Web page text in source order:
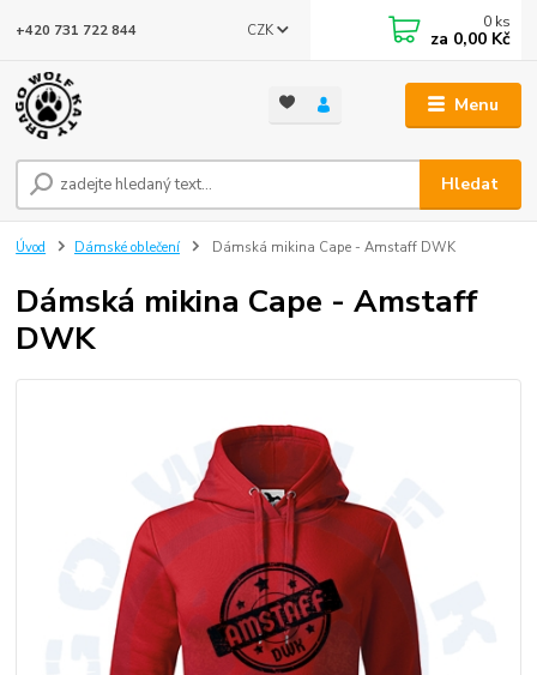
Menu
CZK
Hledat
+420 731 722 844 0 ks
za 0,00 Kč
Úvod Dámské oblečení Dámská mikina Cape - Amstaff DWK
Dámská mikina Cape - Amstaff
DWK